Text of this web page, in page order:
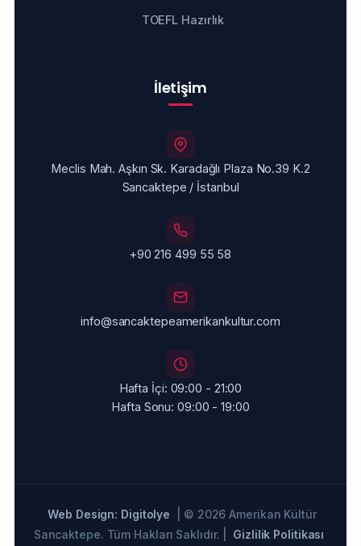
TOEFL Hazırlık
İletişim
Meclis Mah. Aşkın Sk. Karadağlı Plaza No.39 K.2
Sancaktepe / İstanbul
+90 216 499 55 58
info@sancaktepeamerikankultur.com
Hafta İçi: 09:00 - 21:00
Hafta Sonu: 09:00 - 19:00
Web Design: Digitolye
| © 2026 Amerikan Kültür
Sancaktepe. Tüm Hakları Saklıdır. |
Gizlilik Politikası